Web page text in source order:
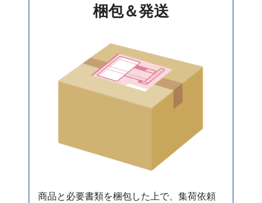
梱包＆発送
商品と必要書類を梱包した上で、集荷依頼